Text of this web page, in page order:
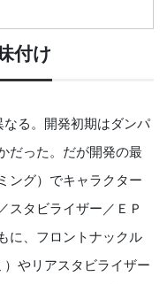
付け
る。開発初期はダンパ
だった。だが開発の最
ング）でキャラクター
スタビライザー／ＥＰ
に、フロントナックル
）やリアスタビライザー